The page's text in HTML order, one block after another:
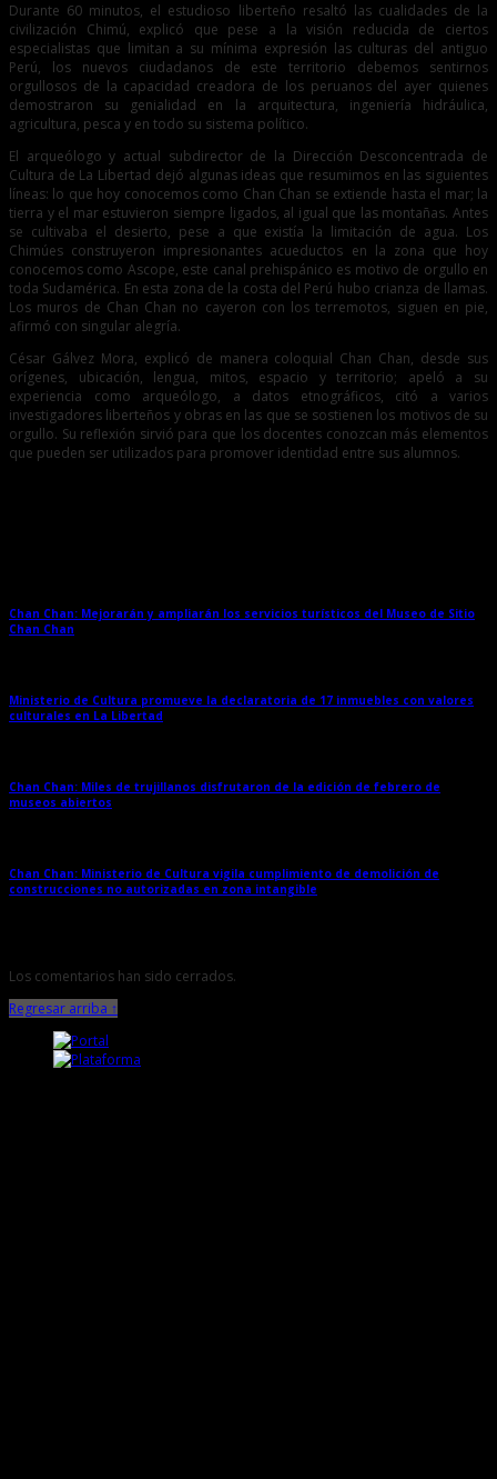
Durante 60 minutos, el estudioso liberteño resaltó las cualidades de la
civilización Chimú, explicó que pese a la visión reducida de ciertos
especialistas que limitan a su mínima expresión las culturas del antiguo
Perú, los nuevos ciudadanos de este territorio debemos sentirnos
orgullosos de la capacidad creadora de los peruanos del ayer quienes
demostraron su genialidad en la arquitectura, ingeniería hidráulica,
agricultura, pesca y en todo su sistema político.
El arqueólogo y actual subdirector de la Dirección Desconcentrada de
Cultura de La Libertad dejó algunas ideas que resumimos en las siguientes
líneas: lo que hoy conocemos como Chan Chan se extiende hasta el mar; la
tierra y el mar estuvieron siempre ligados, al igual que las montañas. Antes
se cultivaba el desierto, pese a que existía la limitación de agua. Los
Chimúes construyeron impresionantes acueductos en la zona que hoy
conocemos como Ascope, este canal prehispánico es motivo de orgullo en
toda Sudamérica. En esta zona de la costa del Perú hubo crianza de llamas.
Los muros de Chan Chan no cayeron con los terremotos, siguen en pie,
afirmó con singular alegría.
César Gálvez Mora, explicó de manera coloquial Chan Chan, desde sus
orígenes, ubicación, lengua, mitos, espacio y territorio; apeló a su
experiencia como arqueólogo, a datos etnográficos, citó a varios
investigadores liberteños y obras en las que se sostienen los motivos de su
orgullo. Su reflexión sirvió para que los docentes conozcan más elementos
que pueden ser utilizados para promover identidad entre sus alumnos.
Chan Chan: Mejorarán y ampliarán los servicios turísticos del Museo de Sitio
Chan Chan
Ministerio de Cultura promueve la declaratoria de 17 inmuebles con valores
culturales en La Libertad
Chan Chan: Miles de trujillanos disfrutaron de la edición de febrero de
museos abiertos
Chan Chan: Ministerio de Cultura vigila cumplimiento de demolición de
construcciones no autorizadas en zona intangible
Los comentarios han sido cerrados.
Regresar arriba ↑